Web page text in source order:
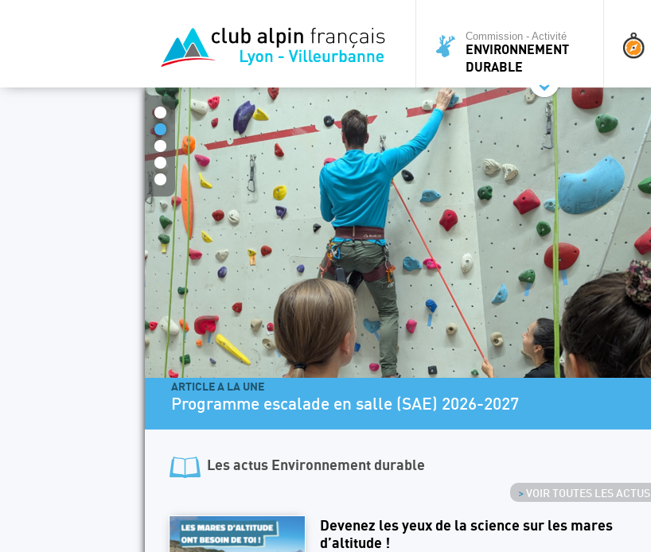
Commission - Activité
ENVIRONNEMENT
DURABLE
ARTICLE A LA UNE
Programme escalade en salle (SAE) 2026-2027
Les actus Environnement durable
> VOIR TOUTES LES ACTUS
Devenez les yeux de la science sur les mares
d’altitude !